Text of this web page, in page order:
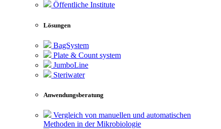
Öffentliche Institute
Lösungen
BagSystem
Plate & Count system
JumboLine
Steriwater
Anwendungsberatung
Vergleich von manuellen und automatischen
Methoden in der Mikrobiologie